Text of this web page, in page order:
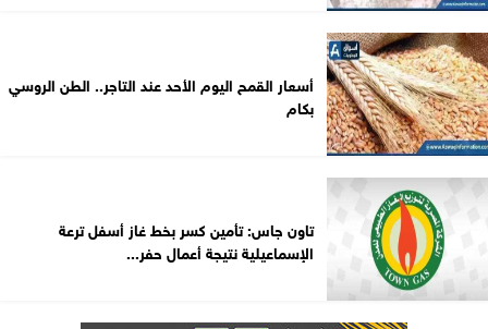
أسعار القمح اليوم الأحد عند التاجر.. الطن الروسي
بكام
تاون جاس: تأمين كسر بخط غاز أسفل ترعة
الإسماعيلية نتيجة أعمال حفر...